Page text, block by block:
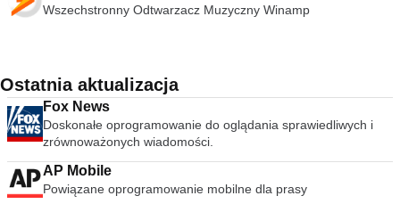
Wszechstronny Odtwarzacz Muzyczny Winamp
Ostatnia aktualizacja
Fox News
Doskonałe oprogramowanie do oglądania sprawiedliwych i
zrównoważonych wiadomości.
AP Mobile
Powiązane oprogramowanie mobilne dla prasy